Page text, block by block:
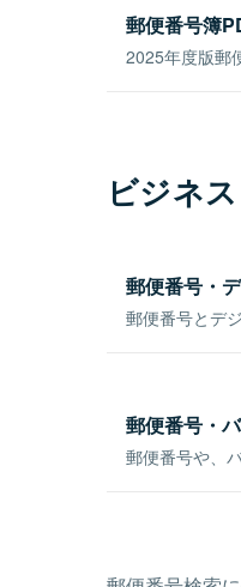
郵便番号簿
2025年度版郵
ビジネ
郵便番号・
郵便番号とデ
郵便番号・
郵便番号や、